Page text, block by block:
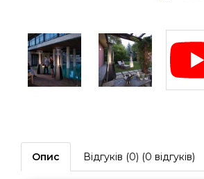
Опис Відгуків (0) (0 відгуків)